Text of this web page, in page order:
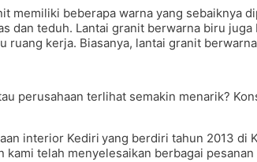
memiliki beberapa warna yang
dan teduh. Lantai granit berwarna biru
ruang kerja. Biasanya, lantai granit
perusahaan terlihat semakin menarik?
interior Kediri yang berdiri tahun 2013 di
telah menyelesaikan berbagai